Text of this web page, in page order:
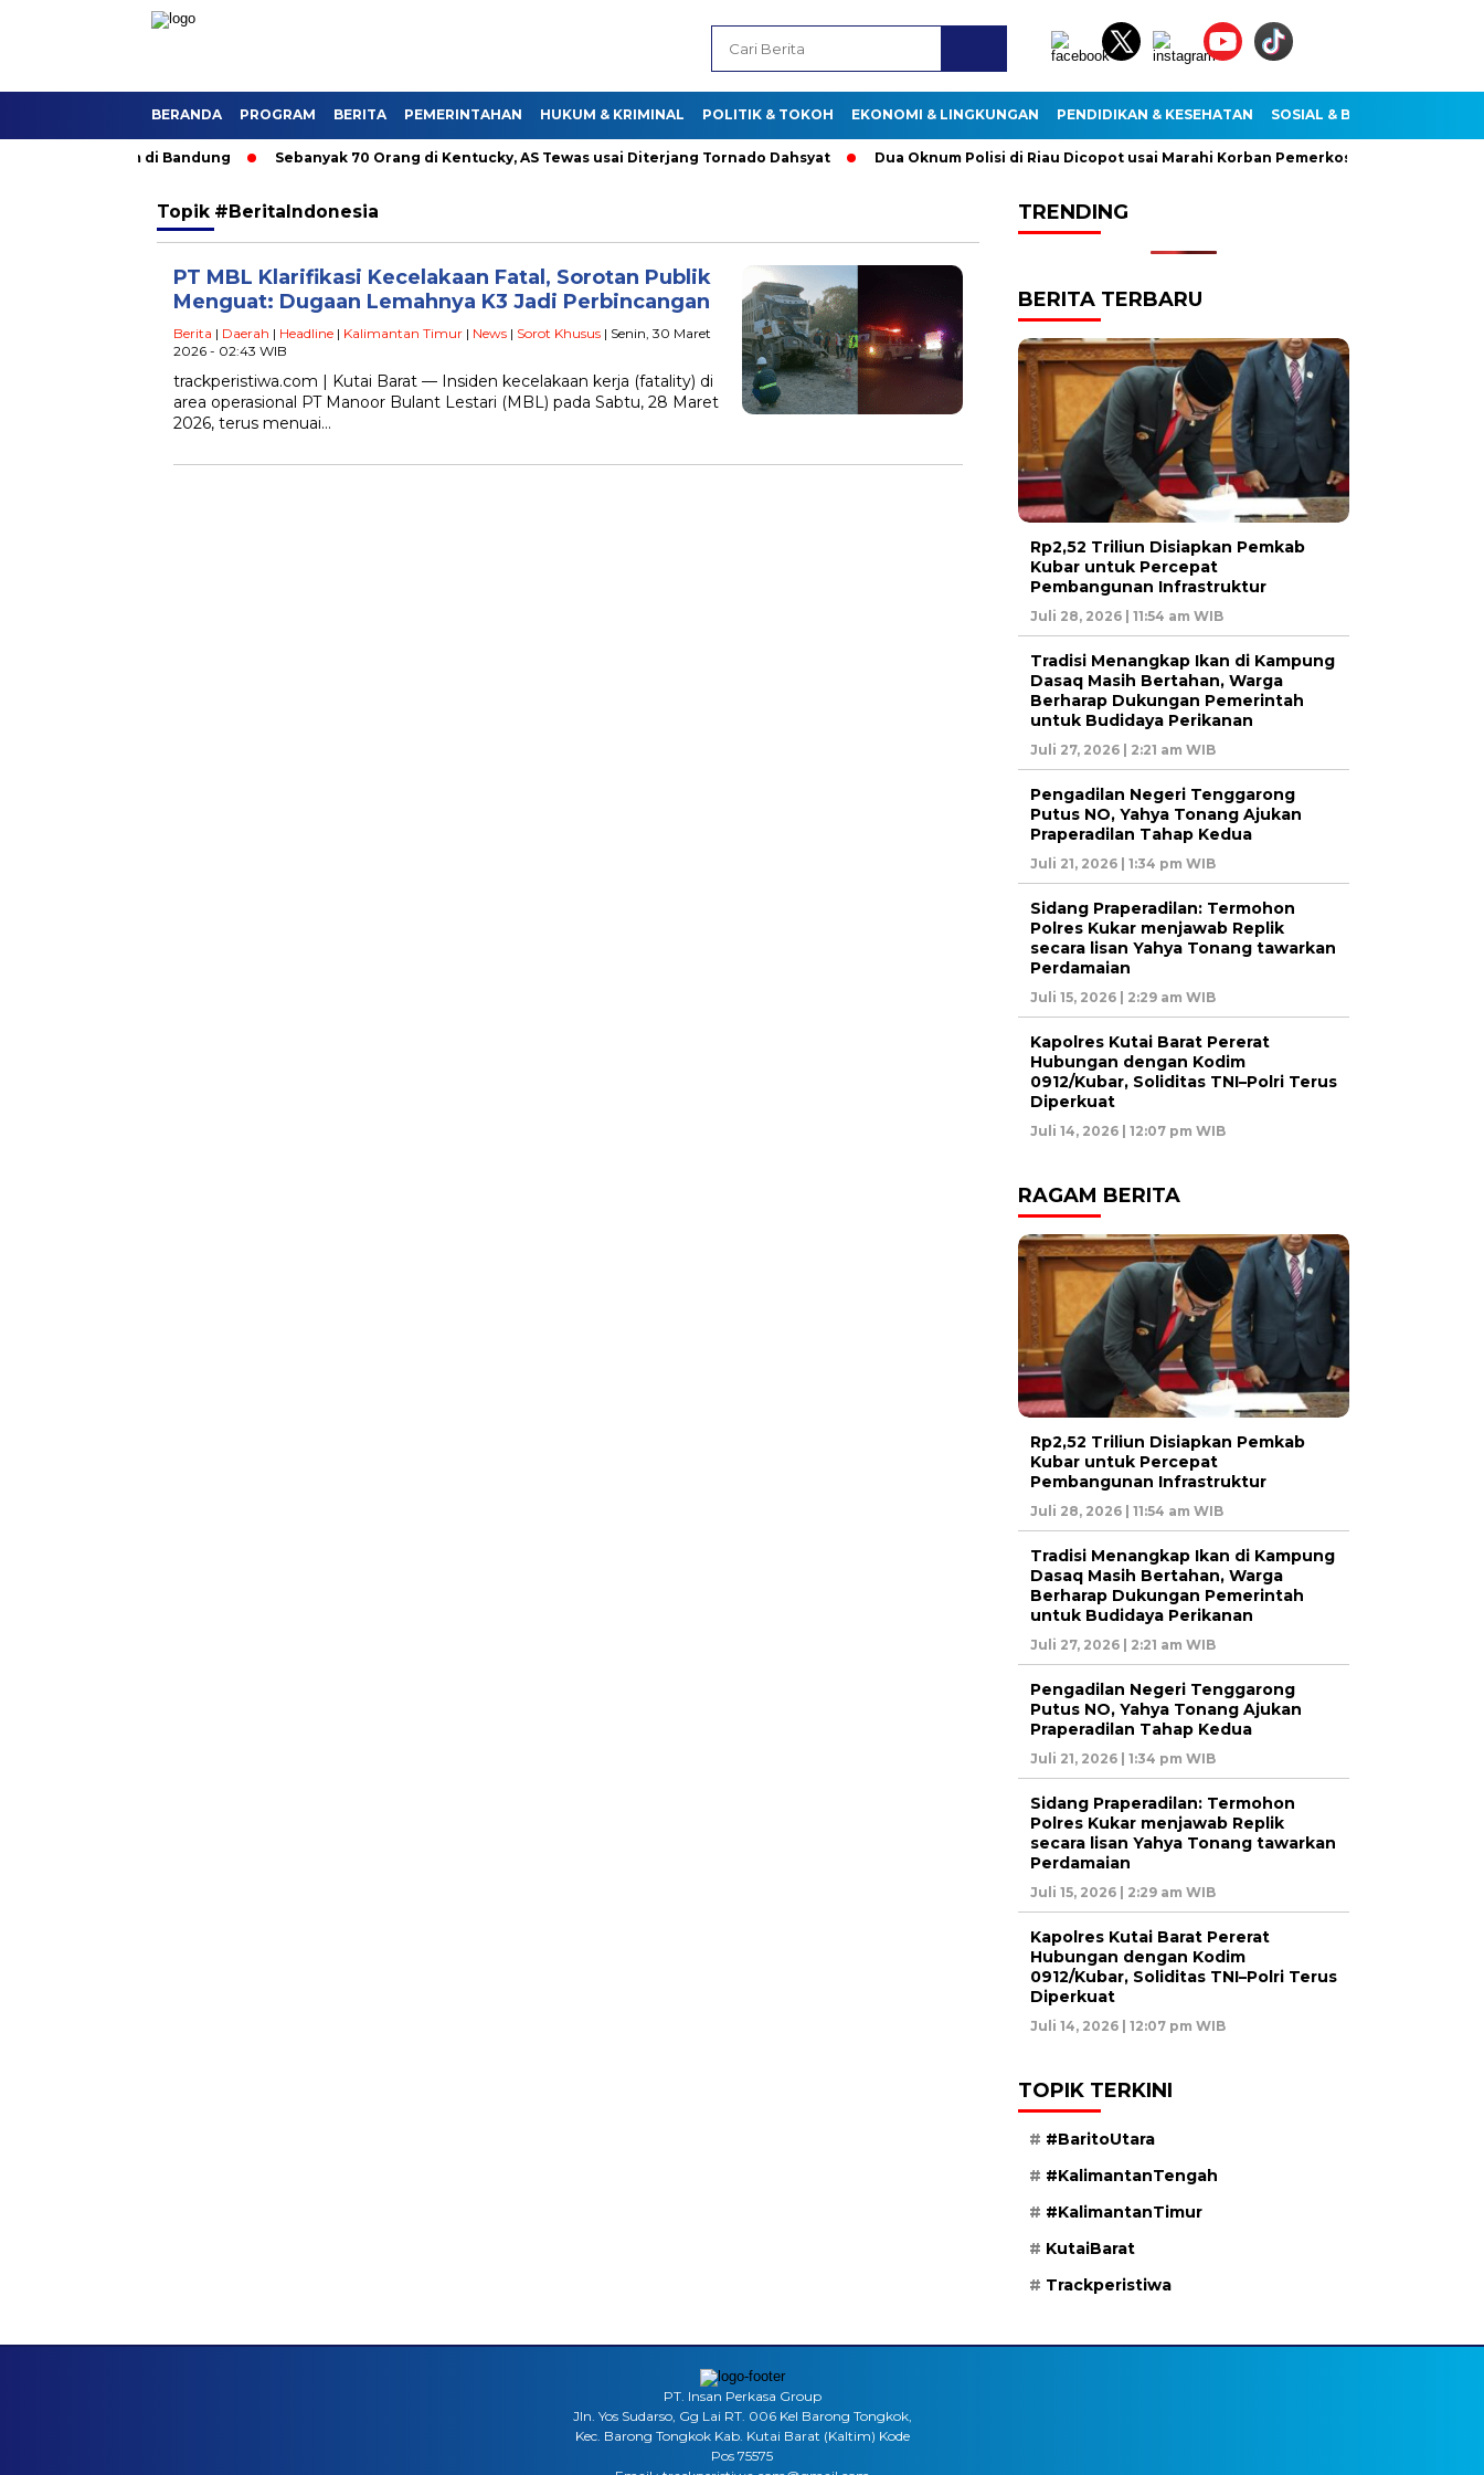
BERANDA PROGRAM BERITA PEMERINTAHAN HUKUM & KRIMINAL POLITIK & TOKOH EKONOMI & LINGKUNGAN PENDIDIKAN & KESEHATAN SOSIAL & BUDAYA
Umum di Bandung Sebanyak 70 Orang di Kentucky, AS Tewas usai Diterjang Tornado Dahsyat Dua Oknum Polisi di Riau Dicopot usai Marahi Korban Pemerkosaan
Topik #BeritaIndonesia
PT MBL Klarifikasi Kecelakaan Fatal, Sorotan Publik
Menguat: Dugaan Lemahnya K3 Jadi Perbincangan
Berita | Daerah | Headline | Kalimantan Timur | News | Sorot Khusus | Senin, 30 Maret
2026 - 02:43 WIB
trackperistiwa.com | Kutai Barat — Insiden kecelakaan kerja (fatality) di
area operasional PT Manoor Bulant Lestari (MBL) pada Sabtu, 28 Maret
2026, terus menuai…
TRENDING
BERITA TERBARU
Rp2,52 Triliun Disiapkan Pemkab
Kubar untuk Percepat
Pembangunan Infrastruktur
Juli 28, 2026 | 11:54 am WIB
Tradisi Menangkap Ikan di Kampung
Dasaq Masih Bertahan, Warga
Berharap Dukungan Pemerintah
untuk Budidaya Perikanan
Juli 27, 2026 | 2:21 am WIB
Pengadilan Negeri Tenggarong
Putus NO, Yahya Tonang Ajukan
Praperadilan Tahap Kedua
Juli 21, 2026 | 1:34 pm WIB
Sidang Praperadilan: Termohon
Polres Kukar menjawab Replik
secara lisan Yahya Tonang tawarkan
Perdamaian
Juli 15, 2026 | 2:29 am WIB
Kapolres Kutai Barat Pererat
Hubungan dengan Kodim
0912/Kubar, Soliditas TNI–Polri Terus
Diperkuat
Juli 14, 2026 | 12:07 pm WIB
RAGAM BERITA
Rp2,52 Triliun Disiapkan Pemkab
Kubar untuk Percepat
Pembangunan Infrastruktur
Juli 28, 2026 | 11:54 am WIB
Tradisi Menangkap Ikan di Kampung
Dasaq Masih Bertahan, Warga
Berharap Dukungan Pemerintah
untuk Budidaya Perikanan
Juli 27, 2026 | 2:21 am WIB
Pengadilan Negeri Tenggarong
Putus NO, Yahya Tonang Ajukan
Praperadilan Tahap Kedua
Juli 21, 2026 | 1:34 pm WIB
Sidang Praperadilan: Termohon
Polres Kukar menjawab Replik
secara lisan Yahya Tonang tawarkan
Perdamaian
Juli 15, 2026 | 2:29 am WIB
Kapolres Kutai Barat Pererat
Hubungan dengan Kodim
0912/Kubar, Soliditas TNI–Polri Terus
Diperkuat
Juli 14, 2026 | 12:07 pm WIB
TOPIK TERKINI
#BaritoUtara
#KalimantanTengah
#KalimantanTimur
KutaiBarat
Trackperistiwa
PT. Insan Perkasa Group
Jln. Yos Sudarso, Gg Lai RT. 006 Kel Barong Tongkok,
Kec. Barong Tongkok Kab. Kutai Barat (Kaltim) Kode
Pos 75575